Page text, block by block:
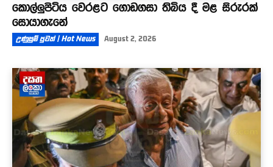
කොල්ලුපිටිය වෙරළට ගොඩගසා තිබිය දී මළ සිරුරක්
සොයාගැනේ
උණුසුම් පුවත් | Hot News August 2, 2026